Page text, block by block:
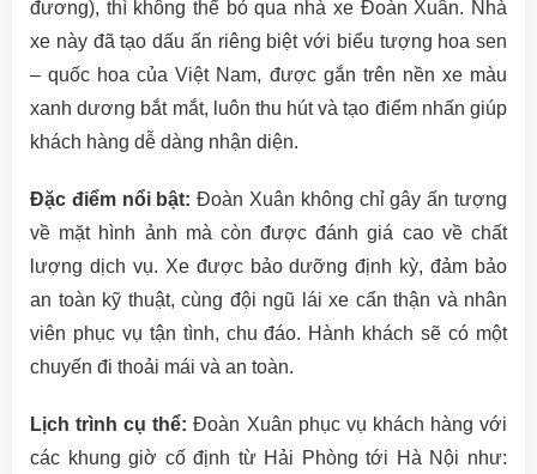
đương), thì không thể bỏ qua nhà xe Đoàn Xuân. Nhà
xe này đã tạo dấu ấn riêng biệt với biểu tượng hoa sen
– quốc hoa của Việt Nam, được gắn trên nền xe màu
xanh dương bắt mắt, luôn thu hút và tạo điểm nhấn giúp
khách hàng dễ dàng nhận diện.
Đặc điểm nổi bật: Đoàn Xuân không chỉ gây ấn tượng
về mặt hình ảnh mà còn được đánh giá cao về chất
lượng dịch vụ. Xe được bảo dưỡng định kỳ, đảm bảo
an toàn kỹ thuật, cùng đội ngũ lái xe cẩn thận và nhân
viên phục vụ tận tình, chu đáo. Hành khách sẽ có một
chuyến đi thoải mái và an toàn.
Lịch trình cụ thể: Đoàn Xuân phục vụ khách hàng với
các khung giờ cố định từ Hải Phòng tới Hà Nội như: